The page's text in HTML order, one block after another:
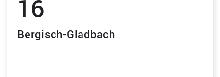
16
Bergisch-Gladbach